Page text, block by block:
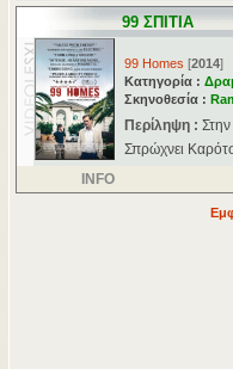
99 ΣΠΙΤΙΑ
99 Homes [2014]
Κατηγορία :
Σκηνοθεσία :
Περίληψη :
Σπρώχνει
INFO